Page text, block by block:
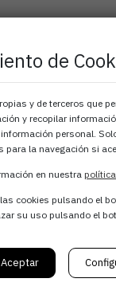
que
el
de
y de terceros que
y recopilar
personal.
para la navegación si
en nuestra
cookies pulsando el
su uso pulsando el
Aceptar